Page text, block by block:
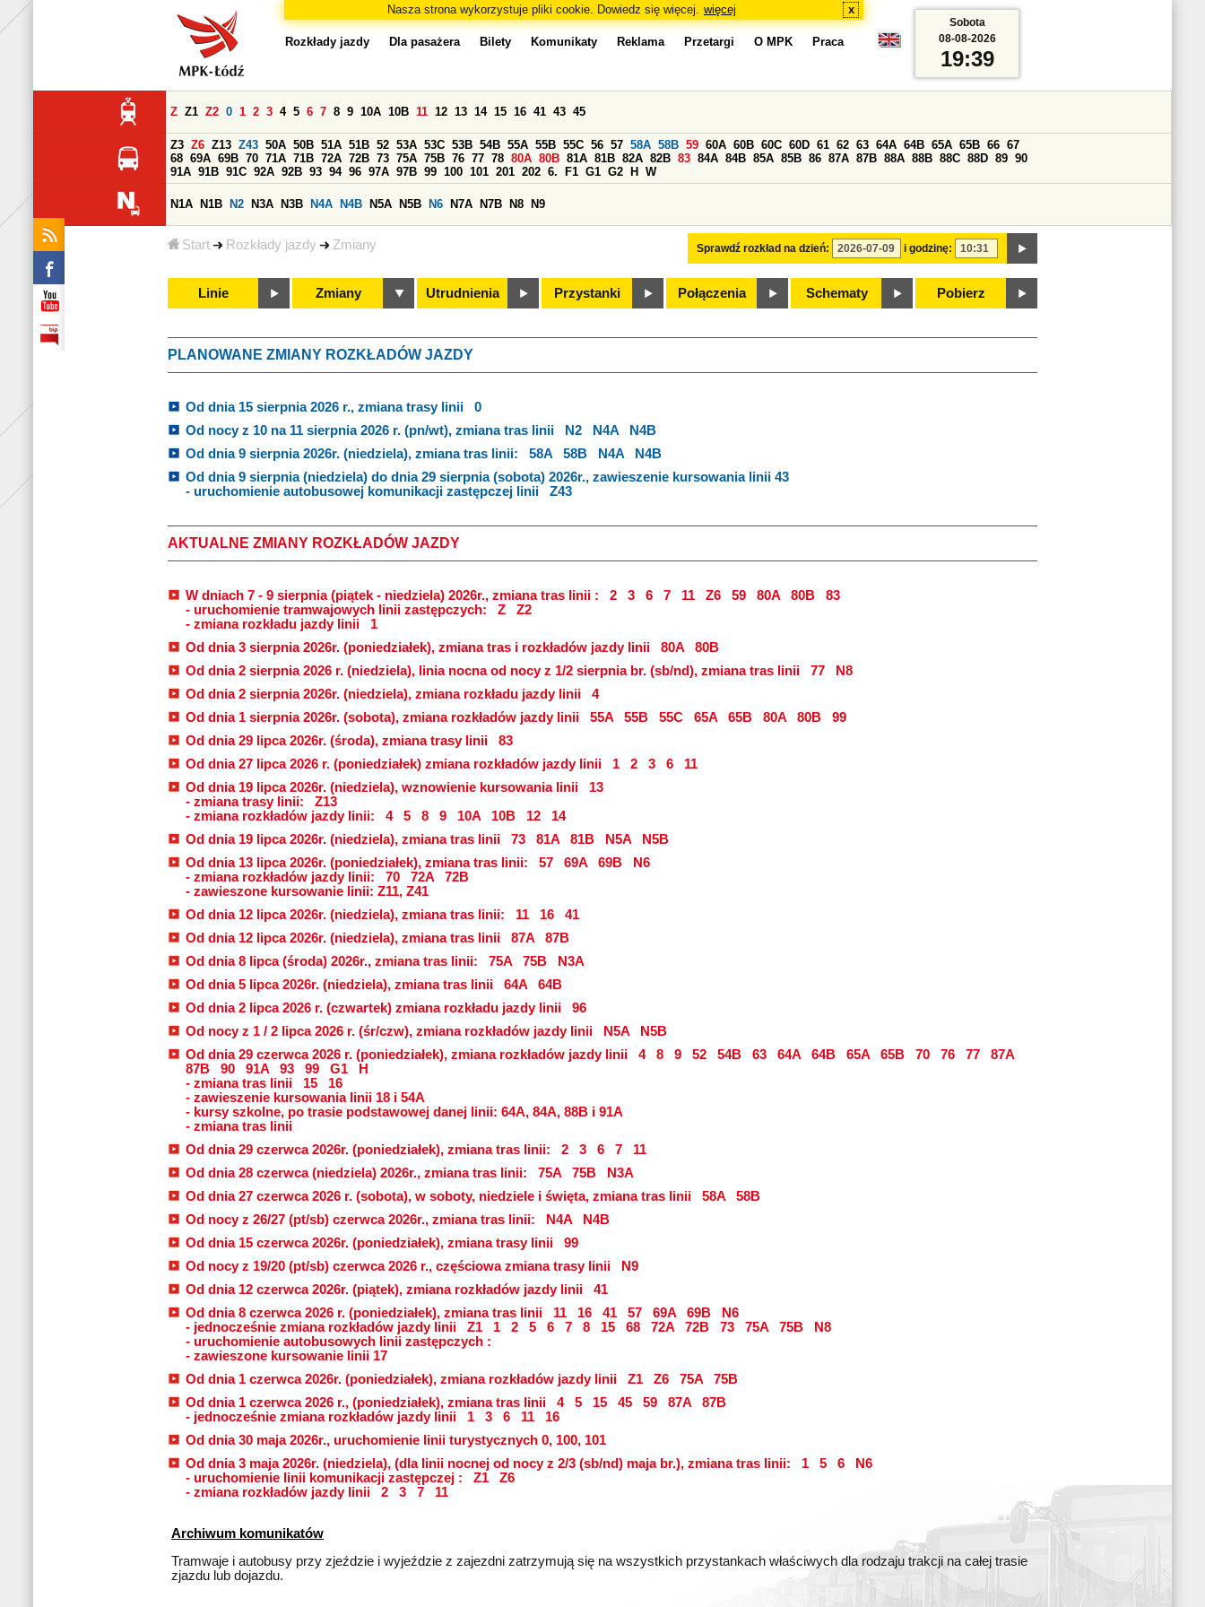
Nasza strona wykorzystuje pliki cookie. Dowiedz się więcej. więcej x
Start Rozkłady jazdy Zmiany
Rozkłady jazdy Dla pasażera Bilety Komunikaty Reklama Przetargi O MPK Praca
Sprawdź rozkład na dzień: i godzinę:
Z Z1 Z2 0 1 2 3 4 5 6 7 8 9 10A 10B 11 12 13 14 15 16 41 43 45
Z3 Z6 Z13 Z43 50A 50B 51A 51B 52 53A 53C 53B 54B 55A 55B 55C 56 57 58A 58B 59 60A 60B 60C 60D 61 62 63 64A 64B 65A 65B 66 67
68 69A 69B 70 71A 71B 72A 72B 73 75A 75B 76 77 78 80A 80B 81A 81B 82A 82B 83 84A 84B 85A 85B 86 87A 87B 88A 88B 88C 88D 89 90
91A 91B 91C 92A 92B 93 94 96 97A 97B 99 100 101 201 202 6. F1 G1 G2 H W
N1A N1B N2 N3A N3B N4A N4B N5A N5B N6 N7A N7B N8 N9
Linie Zmiany Utrudnienia Przystanki Połączenia Schematy Pobierz
Sobota
08-08-2026
19:39
PLANOWANE ZMIANY ROZKŁADÓW JAZDY
Od dnia 15 sierpnia 2026 r., zmiana trasy linii
0
Od nocy z 10 na 11 sierpnia 2026 r. (pn/wt), zmiana tras linii
N2 N4A
N4B
Od dnia 9 sierpnia 2026r. (niedziela), zmiana tras linii:
58A 58B N4A
N4B
Od dnia 9 sierpnia (niedziela) do dnia 29 sierpnia (sobota) 2026r., zawieszenie kursowania linii 43
- uruchomienie autobusowej komunikacji zastępczej linii
Z43
AKTUALNE ZMIANY ROZKŁADÓW JAZDY
W dniach 7 - 9 sierpnia (piątek - niedziela) 2026r., zmiana tras linii : 2 3 6 7 11 Z6 59 80A 80B
83
- uruchomienie tramwajowych linii zastępczych:
Z
Z2
- zmiana rozkładu jazdy linii
1
Od dnia 3 sierpnia 2026r. (poniedziałek), zmiana tras i rozkładów jazdy linii
80A
80B
Od dnia 2 sierpnia 2026 r. (niedziela), linia nocna od nocy z 1/2 sierpnia br. (sb/nd), zmiana tras linii
77
N8
Od dnia 2 sierpnia 2026r. (niedziela), zmiana rozkładu jazdy linii
4
Od dnia 1 sierpnia 2026r. (sobota), zmiana rozkładów jazdy linii
55A 55B 55C 65A 65B 80A 80B
99
Od dnia 29 lipca 2026r. (środa), zmiana trasy linii
83
Od dnia 27 lipca 2026 r. (poniedziałek) zmiana rozkładów jazdy linii
1 2 3 6
11
Od dnia 19 lipca 2026r. (niedziela), wznowienie kursowania linii
13
- zmiana trasy linii:
Z13
- zmiana rozkładów jazdy linii:
4 5 8 9 10A 10B 12
14
Od dnia 19 lipca 2026r. (niedziela), zmiana tras linii
73 81A 81B N5A
N5B
Od dnia 13 lipca 2026r. (poniedziałek), zmiana tras linii:
57 69A 69B
N6
- zmiana rozkładów jazdy linii:
70 72A
72B
- zawieszone kursowanie linii: Z11, Z41
Od dnia 12 lipca 2026r. (niedziela), zmiana tras linii:
11 16
41
Od dnia 12 lipca 2026r. (niedziela), zmiana tras linii
87A
87B
Od dnia 8 lipca (środa) 2026r., zmiana tras linii:
75A 75B
N3A
Od dnia 5 lipca 2026r. (niedziela), zmiana tras linii
64A
64B
Od dnia 2 lipca 2026 r. (czwartek) zmiana rozkładu jazdy linii
96
Od nocy z 1 / 2 lipca 2026 r. (śr/czw), zmiana rozkładów jazdy linii
N5A
N5B
Od dnia 29 czerwca 2026 r. (poniedziałek), zmiana rozkładów jazdy linii
4 8 9 52 54B 63 64A 64B 65A 65B 70 76 77
87A
87B
90 91A 93 99 G1
H
- zmiana tras linii
15
16
- zawieszenie kursowania linii 18 i 54A
- kursy szkolne, po trasie podstawowej danej linii: 64A, 84A, 88B i 91A
- zmiana tras linii
Od dnia 29 czerwca 2026r. (poniedziałek), zmiana tras linii:
2 3 6 7
11
Od dnia 28 czerwca (niedziela) 2026r., zmiana tras linii:
75A 75B
N3A
Od dnia 27 czerwca 2026 r. (sobota), w soboty, niedziele i święta, zmiana tras linii
58A
58B
Od nocy z 26/27 (pt/sb) czerwca 2026r., zmiana tras linii:
N4A
N4B
Od dnia 15 czerwca 2026r. (poniedziałek), zmiana trasy linii
99
Od nocy z 19/20 (pt/sb) czerwca 2026 r., częściowa zmiana trasy linii
N9
Od dnia 12 czerwca 2026r. (piątek), zmiana rozkładów jazdy linii
41
Od dnia 8 czerwca 2026 r. (poniedziałek), zmiana tras linii
11 16 41 57 69A 69B
N6
- jednocześnie zmiana rozkładów jazdy linii
Z1 1 2 5 6 7 8 15 68 72A 72B 73 75A 75B
N8
- uruchomienie autobusowych linii zastępczych :
- zawieszone kursowanie linii 17
Od dnia 1 czerwca 2026r. (poniedziałek), zmiana rozkładów jazdy linii
Z1 Z6 75A
75B
Od dnia 1 czerwca 2026 r., (poniedziałek), zmiana tras linii
4 5 15 45 59 87A
87B
- jednocześnie zmiana rozkładów jazdy linii
1 3 6 11
16
Od dnia 30 maja 2026r., uruchomienie linii turystycznych 0, 100, 101
Od dnia 3 maja 2026r. (niedziela), (dla linii nocnej od nocy z 2/3 (sb/nd) maja br.), zmiana tras linii:
1 5 6
N6
- uruchomienie linii komunikacji zastępczej :
Z1
Z6
- zmiana rozkładów jazdy linii
2 3 7 11
Archiwum komunikatów
Tramwaje i autobusy przy zjeździe i wyjeździe z zajezdni zatrzymują się na wszystkich przystankach właściwych dla rodzaju trakcji na całej trasie
zjazdu lub dojazdu.